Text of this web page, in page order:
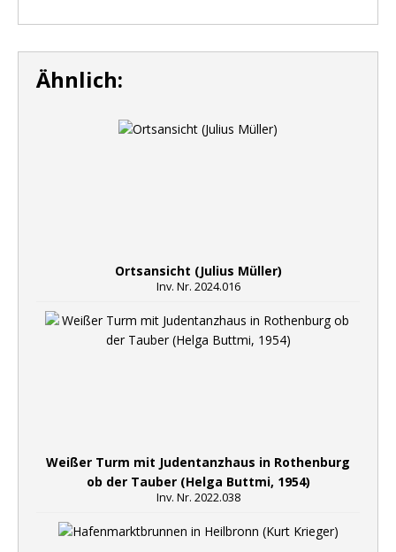
Ähnlich:
Ortsansicht (Julius Müller)
Inv. Nr. 2024.016
Weißer Turm mit Judentanzhaus in Rothenburg
ob der Tauber (Helga Buttmi, 1954)
Inv. Nr. 2022.038